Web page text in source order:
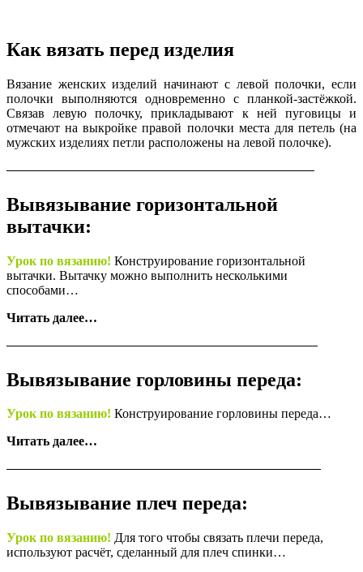
Как вязать перед изделия
Вязание женских изделий начинают с левой полочки, если
полочки выполняются одновременно с планкой-застёжкой.
Связав левую полочку, прикладывают к ней пуговицы и
отмечают на выкройке правой полочки места для петель (на
мужских изделиях петли расположены на левой полочке).
Вывязывание горизонтальной
вытачки:
Урок по вязанию! Конструирование горизонтальной
вытачки. Вытачку можно выполнить несколькими
способами…
Читать далее…
Вывязывание горловины переда:
Урок по вязанию! Конструирование горловины переда…
Читать далее…
Вывязывание плеч переда:
Урок по вязанию! Для того чтобы связать плечи переда,
используют расчёт, сделанный для плеч спинки…